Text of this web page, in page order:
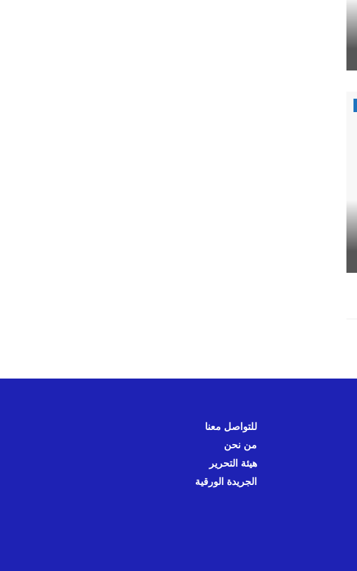
للتواصل معنا
من نحن
هيئة التحرير
الجريدة الورقية